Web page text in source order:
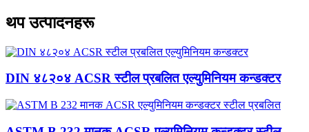
थप उत्पादनहरू
DIN ४८२०४ ACSR स्टील प्रबलित एल्युमिनियम कन्डक्टर